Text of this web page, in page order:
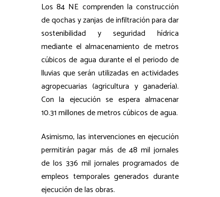
Los 84 NE comprenden la construcción
de qochas y zanjas de infiltración para dar
sostenibilidad y seguridad hídrica
mediante el almacenamiento de metros
cúbicos de agua durante el el periodo de
lluvias que serán utilizadas en actividades
agropecuarias (agricultura y ganadería).
Con la ejecución se espera almacenar
10.31 millones de metros cúbicos de agua.
Asimismo, las intervenciones en ejecución
permitirán pagar más de 48 mil jornales
de los 336 mil jornales programados de
empleos temporales generados durante
ejecución de las obras.